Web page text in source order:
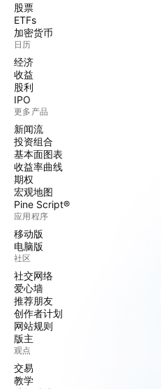
股票
ETFs
加密货币
日历
经济
收益
股利
IPO
更多产品
新闻流
投资组合
基本面图表
收益率曲线
期权
宏观地图
Pine Script®
应用程序
移动版
电脑版
社区
社交网络
爱心墙
推荐朋友
创作者计划
网站规则
版主
观点
交易
教学